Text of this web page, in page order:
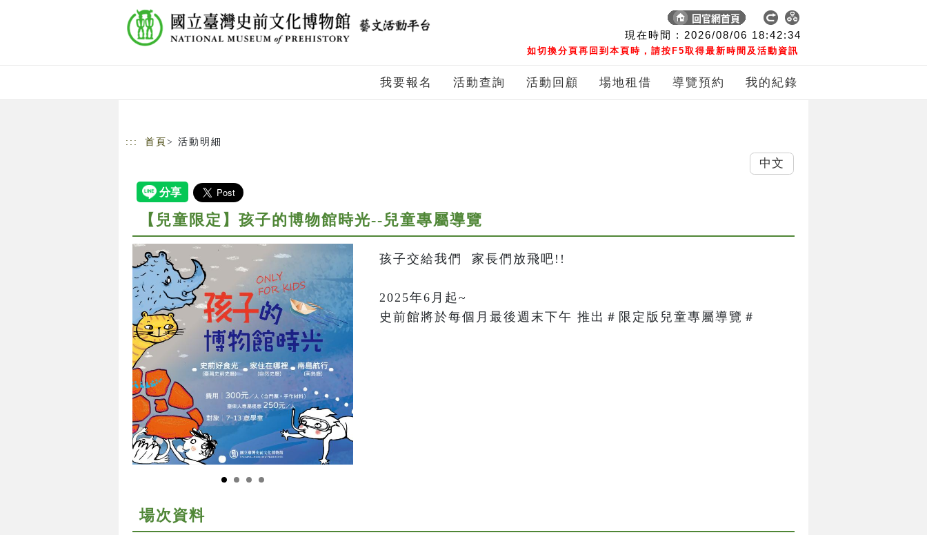
現在時間 : 2026/08/06 18:42:35
如切換分頁再回到本頁時，請按F5取得最新時間及活動資訊
我要報名 活動查詢 活動回顧 場地租借 導覽預約 我的紀錄
::: 首頁 > 活動明細
【兒童限定】孩子的博物館時光--兒童專屬導覽
孩子交給我們  家長們放飛吧!!
2025年6月起~
史前館將於每個月最後週末下午 推出＃限定版兒童專屬導覽＃
場次資料